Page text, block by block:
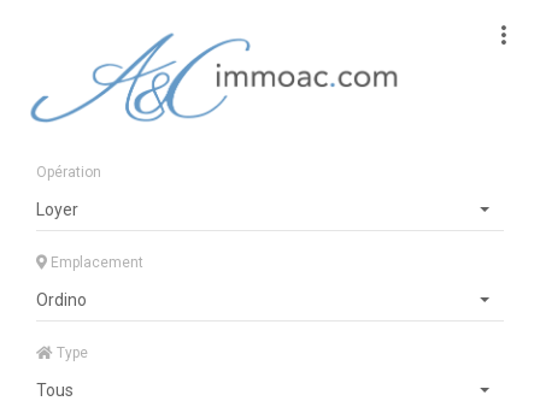
Opération
Loyer
Emplacement
Ordino
Type
Tous